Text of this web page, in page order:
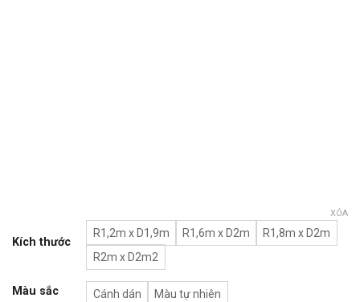
Kích thước
R1,2m x D1,9m R1,6m x D2m
R1,8m x D2m
R2m x D2m2
Màu sắc Cánh dán Màu tự nhiên
XÓA